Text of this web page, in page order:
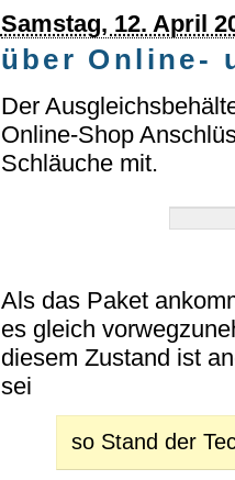
Samstag, 12. April
über Online-
Der
Online-Shop
Schläuche mit.
Als das Paket
es gleich
diesem Zustand ist
sei
so Stand der